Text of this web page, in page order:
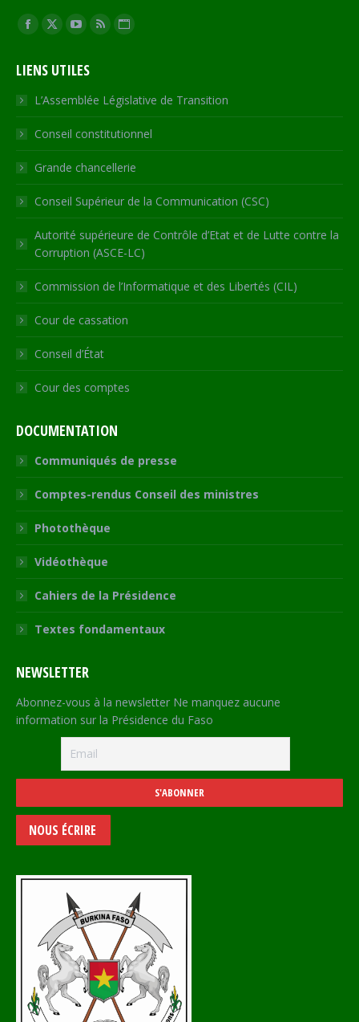
Trouvez nous sur :
Facebook
opens
in
new
window
X
opens
in
new
window
YouTube
opens
in
new
window
RSS
in
new
window
Site
opens
in
new
LIENS UTILES
L’Assemblée Législative de Transition
Conseil constitutionnel
Grande chancellerie
Conseil Supérieur de la Communication (CSC)
Autorité supérieure de Contrôle d’Etat et de Lutte contre la
Corruption (ASCE-LC)
Commission de l’Informatique et des Libertés (CIL)
Cour de cassation
Conseil d’État
Cour des comptes
DOCUMENTATION
Communiqués de presse
Comptes-rendus Conseil des ministres
Photothèque
Vidéothèque
Cahiers de la Présidence
Textes fondamentaux
NEWSLETTER
Abonnez-vous à la newsletter Ne manquez aucune
information sur la Présidence du Faso
NOUS ÉCRIRE